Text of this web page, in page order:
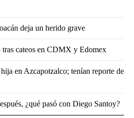
deja un herido grave
cateos en CDMX y Edomex
en Azcapotzalco; tenían reporte de
¿qué pasó con Diego Santoy?